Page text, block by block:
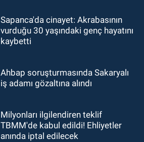
Sapanca'da cinayet: Akrabasının
vurduğu 30 yaşındaki genç hayatını
kaybetti
Ahbap soruşturmasında Sakaryalı
iş adamı gözaltına alındı
Milyonları ilgilendiren teklif
TBMM'de kabul edildi! Ehliyetler
anında iptal edilecek